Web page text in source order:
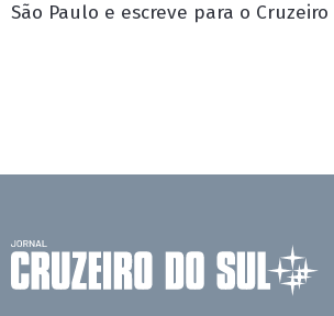
São Paulo e escreve para o Cruzeiro